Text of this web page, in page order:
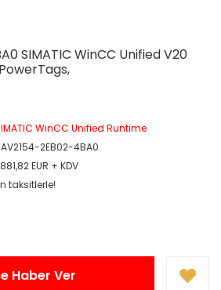
SIMATIC WinCC Unified V20
WinCC Unified Runtime
2EB02-4BA0
EUR + KDV
taksitlerle!
Haber Ver